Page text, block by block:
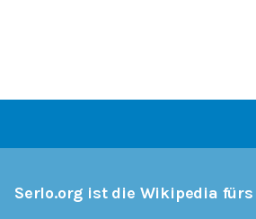
Serlo.org ist die Wikipedia